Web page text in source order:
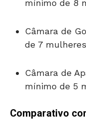
mínimo de 8
Câmara de
de 7 mulheres
Câmara de
mínimo de 5
Comparativo